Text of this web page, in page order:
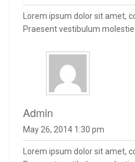
Lorem ipsum dolor sit amet,
Praesent vestibulum molestie
admin
May 26, 2014 1:30 pm
Lorem ipsum dolor sit amet,